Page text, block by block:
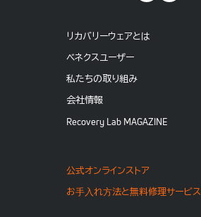
リカバリーウェアとは
ベネクスユーザー
私たちの取り組み
会社情報
Recovery Lab MAGAZINE
公式オンラインストア
お⼿⼊れ⽅法と無料修理サービス